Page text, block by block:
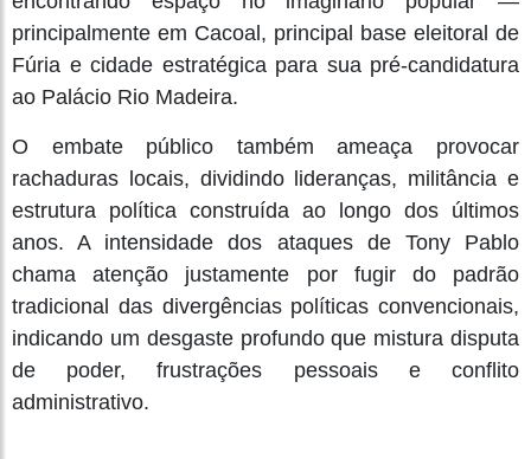
principalmente em Cacoal, principal base eleitoral de
Fúria e cidade estratégica para sua pré-candidatura
ao Palácio Rio Madeira.
O embate público também ameaça provocar
rachaduras locais, dividindo lideranças, militância e
estrutura política construída ao longo dos últimos
anos. A intensidade dos ataques de Tony Pablo
chama atenção justamente por fugir do padrão
tradicional das divergências políticas convencionais,
indicando um desgaste profundo que mistura disputa
de poder, frustrações pessoais e conflito
administrativo.